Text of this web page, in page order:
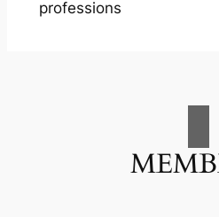
professions